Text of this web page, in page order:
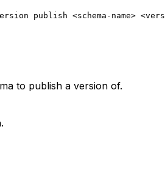
publish <schema-name>
to publish a version of.